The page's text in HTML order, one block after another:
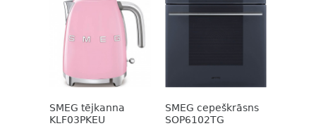
SMEG tējkanna
KLF03PKEU
SMEG cepeškrāsns
SOP6102TG